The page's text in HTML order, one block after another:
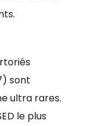
sont
ultra rares.
le plus